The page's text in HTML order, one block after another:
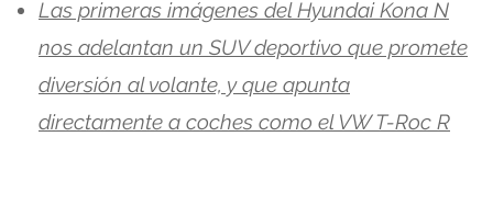
Las primeras imágenes del Hyundai Kona N
nos adelantan un SUV deportivo que promete
diversión al volante, y que apunta
directamente a coches como el VW T-Roc R